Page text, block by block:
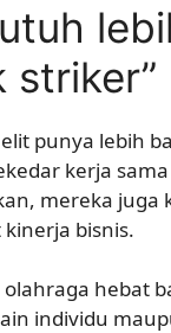
striker”
punya lebih
kerja
mereka juga
bisnis.
olahraga hebat
individu